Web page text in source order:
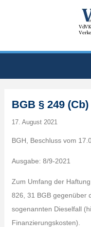
BGB § 249 (Cb)
17. August 2021
BGH, Beschluss vom
Ausgabe: 8/9-2021
Zum Umfang der
826, 31 BGB gegenüber
sogenannten Dieselfall
Finanzierungskosten).